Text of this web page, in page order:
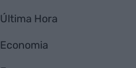
Última Hora
Economia